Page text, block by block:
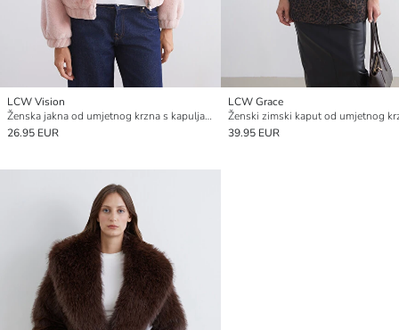
LCW Vision
Ženska jakna od umjetnog krzna s kapuljačom
26.95 EUR
LCW Grace
39.95 EUR